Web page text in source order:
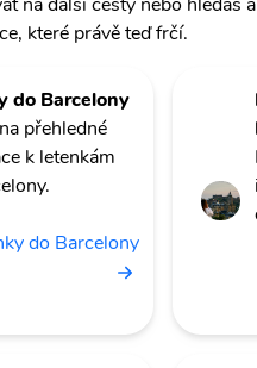
které právě teď frčí.
do Barcelony
přehledné
k letenkám
do Barcelony